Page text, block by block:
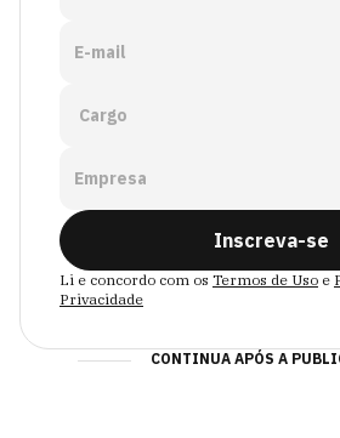
E-mail
Empresa
Inscreva-se
Li e concordo com os Termos de Uso e
Privacidade
CONTINUA APÓS A